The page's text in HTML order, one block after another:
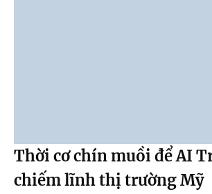
Thời cơ chín muồi để AI
chiếm lĩnh thị trường Mỹ